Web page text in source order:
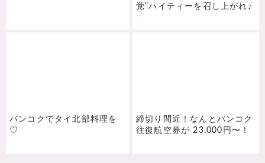
覚”ハイティーを召し上がれ♪
バンコクでタイ北部料理を
♡
締切り間近！なんとバンコク
往復航空券が 23,000円〜！